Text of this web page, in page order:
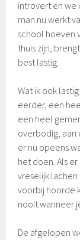
introvert en we
man nu werkt
school hoeven
thuis zijn,
best lastig.
Wat ik ook
eerder, een
een heel
overbodig, aan
er nu opeens
het doen. Als
vreselijk lachen
voorbij hoorde
nooit wanneer
De afgelopen